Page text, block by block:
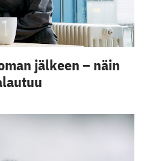
jälkeen – näin